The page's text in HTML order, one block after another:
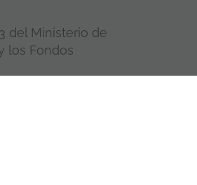
del Ministerio de
los Fondos